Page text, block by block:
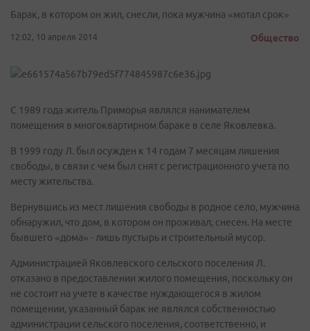
Барак, в котором он жил, снесли, пока мужчина «мотал срок»
12:02, 10 апреля 2014 Общество
С 1989 года житель Приморья являлся нанимателем
помещения в многоквартирном бараке в селе Яковлевка.
В 1999 году Л. был осужден к 14 годам 7 месяцам лишения
свободы, в связи с чем был снят с регистрационного учета по
месту жительства.
Вернувшись из мест лишения свободы в родное село, мужчина
обнаружил, что дом, в котором он проживал, снесен. На месте
бывшего «дома» - лишь пустырь и строительный мусор.
Администрацией Яковлевского сельского поселения Л.
отказано в предоставлении жилого помещения, поскольку он
не состоит на учете в качестве нуждающегося в жилом
помещении, указанный барак не являлся собственностью
администрации сельского поселения, соответственно, и